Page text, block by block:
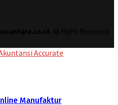
Manufaktur